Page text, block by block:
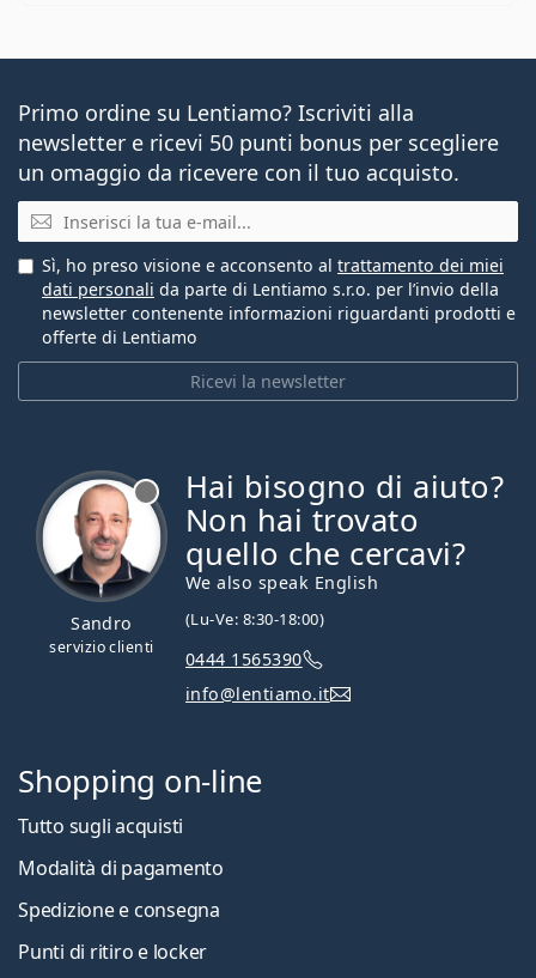
Primo ordine su Lentiamo? Iscriviti alla
newsletter e ricevi 50 punti bonus per scegliere
un omaggio da ricevere con il tuo acquisto.
E-mail
Ricevi la newsletter
Sì, ho preso visione e acconsento al trattamento dei miei
dati personali da parte di Lentiamo s.r.o. per l’invio della
newsletter contenente informazioni riguardanti prodotti e
offerte di Lentiamo
Sandro
servizio clienti
Hai bisogno di aiuto?
Non hai trovato
quello che cercavi?
We also speak English
(Lu-Ve: 8:30-18:00)
0444 1565390
info@lentiamo.it
Shopping on-line
Tutto sugli acquisti
Modalità di pagamento
Spedizione e consegna
Punti di ritiro e locker